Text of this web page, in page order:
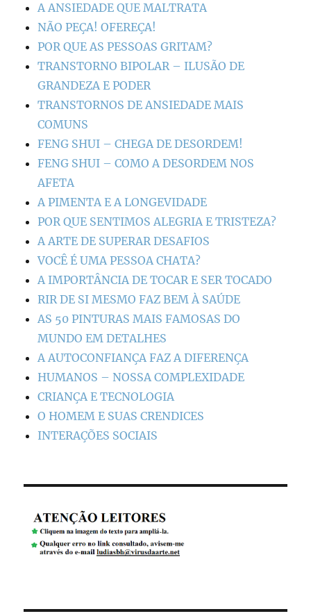
A ANSIEDADE QUE MALTRATA
NÃO PEÇA! OFEREÇA!
POR QUE AS PESSOAS GRITAM?
TRANSTORNO BIPOLAR – ILUSÃO DE
GRANDEZA E PODER
TRANSTORNOS DE ANSIEDADE MAIS
COMUNS
FENG SHUI – CHEGA DE DESORDEM!
FENG SHUI – COMO A DESORDEM NOS
AFETA
A PIMENTA E A LONGEVIDADE
POR QUE SENTIMOS ALEGRIA E TRISTEZA?
A ARTE DE SUPERAR DESAFIOS
VOCÊ É UMA PESSOA CHATA?
A IMPORTÂNCIA DE TOCAR E SER TOCADO
RIR DE SI MESMO FAZ BEM À SAÚDE
AS 50 PINTURAS MAIS FAMOSAS DO
MUNDO EM DETALHES
A AUTOCONFIANÇA FAZ A DIFERENÇA
HUMANOS – NOSSA COMPLEXIDADE
CRIANÇA E TECNOLOGIA
O HOMEM E SUAS CRENDICES
INTERAÇÕES SOCIAIS